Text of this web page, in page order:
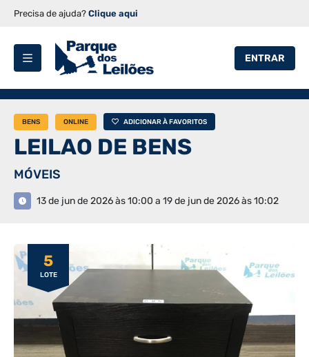
Precisa de ajuda? Clique aqui
ENTRAR
BENS ONLINE ADICIONAR À FAVORITOS
LEILAO DE BENS
MÓVEIS
13 de jun de 2026 às 10:00 a 19 de jun de 2026 às 10:02
5
LOTE